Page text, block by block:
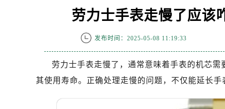
劳力士手表走慢了应该
发布时间：2025-05-08 11:19:33
劳力士手表走慢了，通常意味着手表的机芯
其使用寿命。正确处理走慢的问题，不仅能延长